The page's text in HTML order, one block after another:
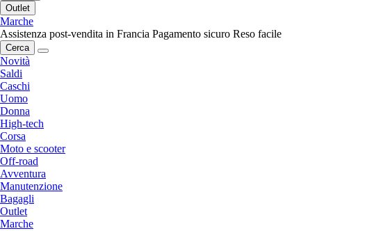
Outlet
Marche
Assistenza post-vendita in Francia Pagamento sicuro Reso facile
Cerca
Novità
Saldi
Caschi
Uomo
Donna
High-tech
Corsa
Moto e scooter
Off-road
Avventura
Manutenzione
Bagagli
Outlet
Marche